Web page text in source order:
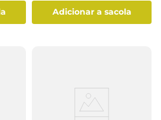
adicionar a sacola